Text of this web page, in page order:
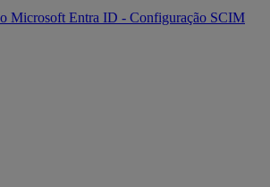
Microsoft Entra ID - Configuração SCIM